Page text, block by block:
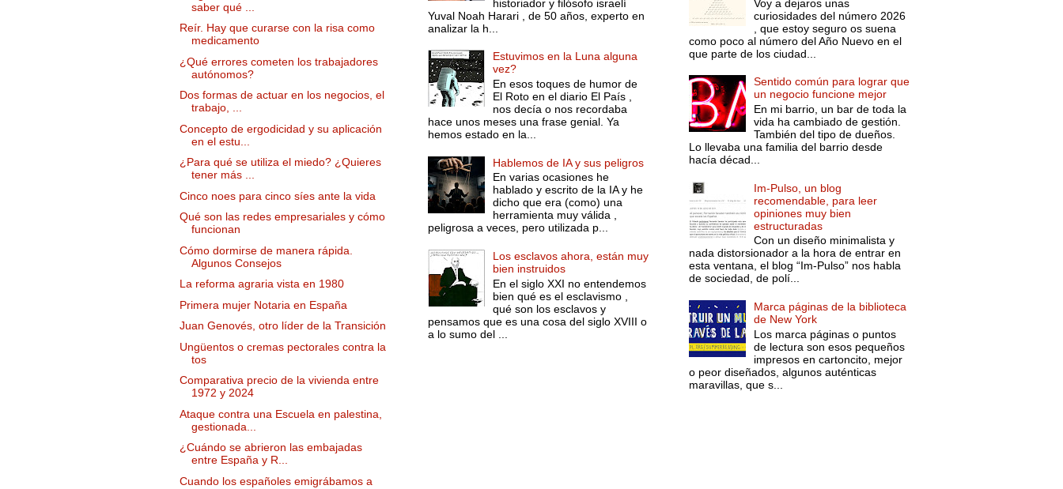
saber qué ...
Reír. Hay que curarse con la risa como
medicamento
¿Qué errores cometen los trabajadores
autónomos?
Dos formas de actuar en los negocios, el
trabajo, ...
Concepto de ergodicidad y su aplicación
en el estu...
¿Para qué se utiliza el miedo? ¿Quieres
tener más ...
Cinco noes para cinco síes ante la vida
Qué son las redes empresariales y cómo
funcionan
Cómo dormirse de manera rápida.
Algunos Consejos
La reforma agraria vista en 1980
Primera mujer Notaria en España
Juan Genovés, otro líder de la Transición
Ungüentos o cremas pectorales contra la
tos
Comparativa precio de la vivienda entre
1972 y 2024
Ataque contra una Escuela en palestina,
gestionada...
¿Cuándo se abrieron las embajadas
entre España y R...
Cuando los españoles emigrábamos a
historiador y filósofo israelí
Yuval Noah Harari , de 50 años, experto en
analizar la h...
Estuvimos en la Luna alguna
vez?
En esos toques de humor de
El Roto en el diario El País ,
nos decía o nos recordaba
hace unos meses una frase genial. Ya
hemos estado en la...
Hablemos de IA y sus peligros
En varias ocasiones he
hablado y escrito de la IA y he
dicho que era (como) una
herramienta muy válida ,
peligrosa a veces, pero utilizada p...
Los esclavos ahora, están muy
bien instruidos
En el siglo XXI no entendemos
bien qué es el esclavismo ,
qué son los esclavos y
pensamos que es una cosa del siglo XVIII o
a lo sumo del ...
Voy a dejaros unas
curiosidades del número 2026
, que estoy seguro os suena
como poco al número del Año Nuevo en el
que parte de los ciudad...
Sentido común para lograr que
un negocio funcione mejor
En mi barrio, un bar de toda la
vida ha cambiado de gestión.
También del tipo de dueños.
Lo llevaba una familia del barrio desde
hacía décad...
Im-Pulso, un blog
recomendable, para leer
opiniones muy bien
estructuradas
Con un diseño minimalista y
nada distorsionador a la hora de entrar en
esta ventana, el blog “Im-Pulso” nos habla
de sociedad, de polí...
Marca páginas de la biblioteca
de New York
Los marca páginas o puntos
de lectura son esos pequeños
impresos en cartoncito, mejor
o peor diseñados, algunos auténticas
maravillas, que s...